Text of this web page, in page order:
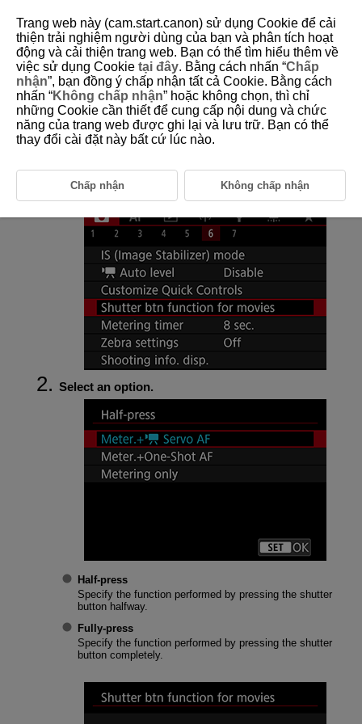
D180-115
Shutter Button Function for Movies
You can set the functions performed by pressing the shutter button
Select [ Shutter btn function for movies].
Select an option.
Half-press
Specify the function performed by pressing the shutter
button halfway.
Fully-press
Specify the function performed by pressing the shutter
button completely.
Trang web này (cam.start.canon) sử dụng Cookie để cải
thiện trải nghiệm người dùng của bạn và phân tích hoạt
động và cải thiện trang web. Bạn có thể tìm hiểu thêm về
việc sử dụng Cookie tại đây. Bằng cách nhấn “Chấp
nhận”, bạn đồng ý chấp nhận tất cả Cookie. Bằng cách
nhấn “Không chấp nhận” hoặc không chọn, thì chỉ
những Cookie cần thiết để cung cấp nội dung và chức
năng của trang web được ghi lại và lưu trữ. Bạn có thể
thay đổi cài đặt này bất cứ lúc nào.
Chấp nhận Không chấp nhận